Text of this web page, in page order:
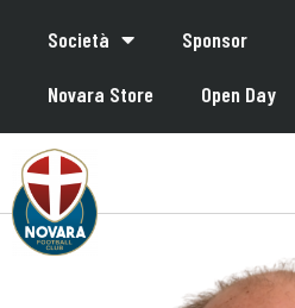
Società Sponsor
Novara Store Open Day